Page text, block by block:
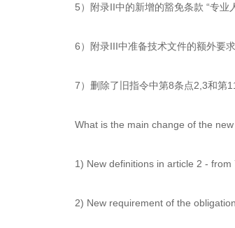
5）附录II中的新增的豁免条款 “专业
6）附录III中准备技术文件的额外要
7）删除了旧指令中第8条点2,3和第
What is the main change of the
1) New definitions in article 2 - from
2) New requirement of the